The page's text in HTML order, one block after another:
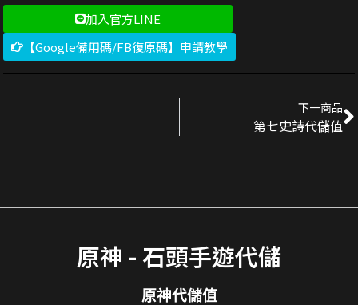
加入官方LINE
【Google備用碼/FB復原碼】申請教學
下一商品
第七史詩代儲值
原神 - 石頭手遊代儲
原神代儲值